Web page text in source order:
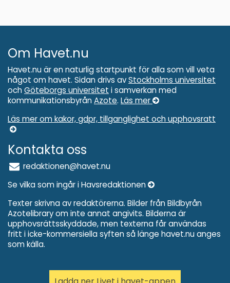
Om Havet.nu
Havet.nu är en naturlig startpunkt för alla som vill veta
något om havet. Sidan drivs avStockholms universitet
och Göteborgs universitet i samverkan med
kommunikationsbyrån Azote. Läs mer
Läs mer om kakor, gdpr, tillganglighet och upphovsratt
Kontakta oss
redaktionen@havet.nu
Se vilka som ingår i Havsredaktionen
Texter skrivna av redaktörerna. Bilder från Bildbyrån
Azotelibrary om inte annat angivits. Bilderna är
upphovsrättsskyddade, men texterna får användas
fritt i icke-kommersiella syften så länge havet.nu anges
som källa.